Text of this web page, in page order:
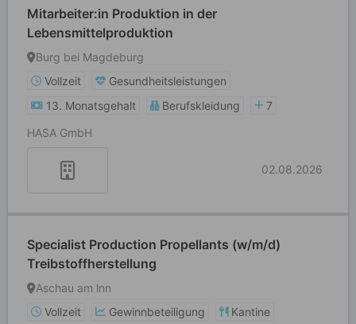
Mitarbeiter:in Produktion in der
Lebensmittelproduktion
Burg bei Magdeburg
Vollzeit
Gesundheitsleistungen
13. Monatsgehalt
Berufskleidung
7
HASA GmbH
02.08.2026
Specialist Production Propellants (w/m/d)
Treibstoffherstellung
Aschau am lnn
Vollzeit
Gewinnbeteiligung Kantine